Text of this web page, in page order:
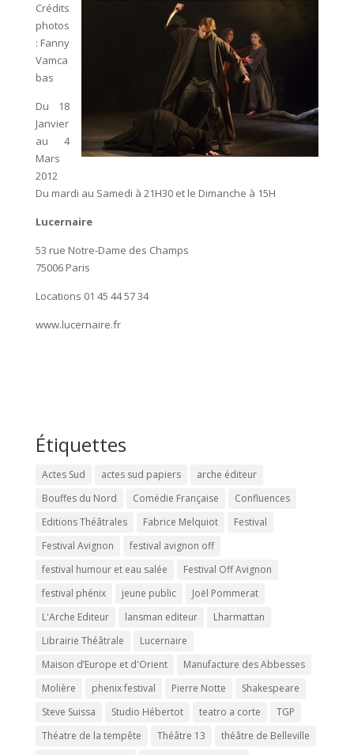
Crédits
photos
: Fanny
Vamca
bas
Du 18
Janvier
au 4
Mars
2012
Du mardi au Samedi à 21H30 et le Dimanche à 15H
Lucernaire
53 rue Notre-Dame des Champs
75006 Paris
Locations 01 45 44 57 34
www.lucernaire.fr
Étiquettes
Actes Sud actes sud papiers
arche éditeur
Bouffes du Nord
Comédie Française
Confluences
Editions Théâtrales
Fabrice Melquiot
Festival
Festival Avignon
festival avignon off
festival humour et eau salée
Festival Off Avignon
festival phénix
jeune public
Joël Pommerat
L'Arche Editeur
lansman editeur
Lharmattan
Librairie Théâtrale
Lucernaire
Maison d’Europe et d'Orient
Manufacture des Abbesses
Molière
phenix festival Pierre Notte
Shakespeare
Steve Suissa
Studio Hébertot teatro a corte
TGP
Théatre de la tempête
Théâtre 13
théâtre de Belleville